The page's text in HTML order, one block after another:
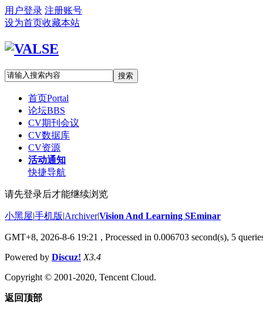
用户登录 注册账号
设为首页收藏本站
搜索
首页Portal
论坛BBS
CV期刊会议
CV数据库
CV资源
活动通知
快捷导航
请先登录后才能继续浏览
小黑屋|手机版|Archiver|Vision And Learning SEminar
GMT+8, 2026-8-6 19:21 , Processed in 0.006703 second(s), 5
Powered by Discuz! X3.4
Copyright © 2001-2020, Tencent Cloud.
返回顶部